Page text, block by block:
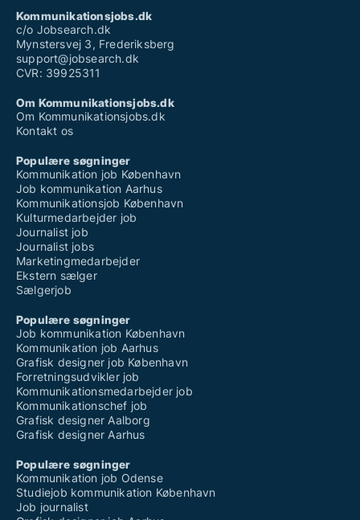
Kommunikationsjobs.dk
c/o Jobsearch.dk
Mynstersvej 3, Frederiksberg
support@jobsearch.dk
CVR: 39925311
Om Kommunikationsjobs.dk
Om Kommunikationsjobs.dk
Kontakt os
Populære søgninger
Kommunikation job København
Job kommunikation Aarhus
Kommunikationsjob København
Kulturmedarbejder job
Journalist job
Journalist jobs
Marketingmedarbejder
Ekstern sælger
Sælgerjob
Populære søgninger
Job kommunikation København
Kommunikation job Aarhus
Grafisk designer job København
Forretningsudvikler job
Kommunikationsmedarbejder job
Kommunikationschef job
Grafisk designer Aalborg
Grafisk designer Aarhus
Populære søgninger
Kommunikation job Odense
Studiejob kommunikation København
Job journalist